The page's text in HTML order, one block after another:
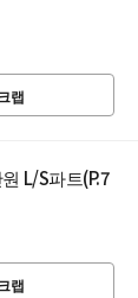
랩
L/S파트(P.7
랩